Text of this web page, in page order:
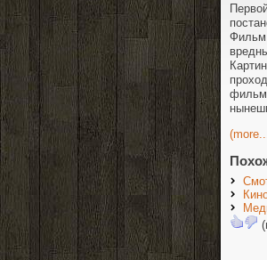
Фильм
фильм